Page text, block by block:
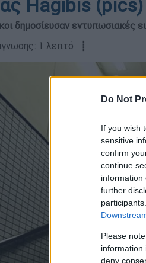
Do Not
If you wish
sensitive
confirm
continue
information
further
Please
information
deny
Hagibis (pics)
δημοσίευσαν εντυπωσιακές
1 λεπτό ┋